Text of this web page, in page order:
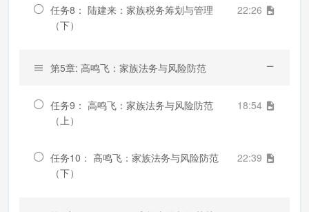
任务8： 陆建来：家族税务筹划与管理
（下）
22:26
第5章: 高鸣飞：家族法务与风险防范
任务9： 高鸣飞：家族法务与风险防范
（上）
18:54
任务10： 高鸣飞：家族法务与风险防范
（下）
22:39